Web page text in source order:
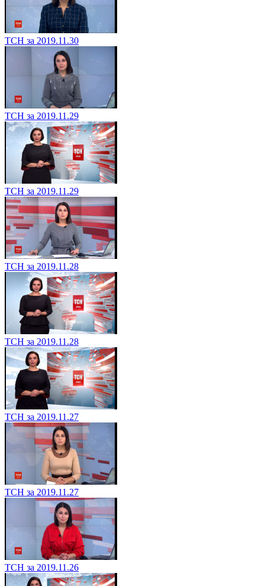
ТСН за 2019.11.30
ТСН за 2019.11.29
ТСН за 2019.11.29
ТСН за 2019.11.28
ТСН за 2019.11.28
ТСН за 2019.11.27
ТСН за 2019.11.27
ТСН за 2019.11.26